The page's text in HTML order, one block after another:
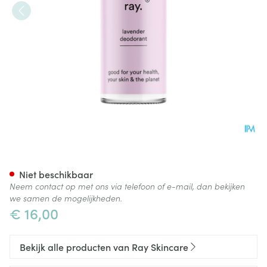
€ 16,00
Niet beschikbaar
Neem contact op met ons via telefoon of e-mail, dan bekijken
we samen de mogelijkheden.
Bekijk alle producten van Ray Skincare